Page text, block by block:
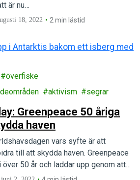
är nu…
18, 2022 2 min lästid
överfiske
aktivism segrar
Greenpeace 50 åriga
haven
vars syfte är att
till att skydda haven. Greenpeace
över 50 år och laddar upp genom att…